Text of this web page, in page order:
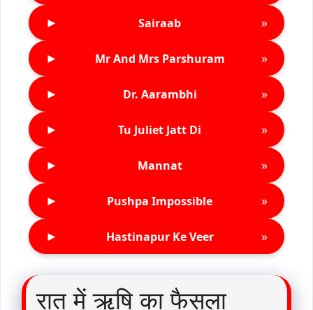
► Sairaab »
► Mr And Mrs Parshuram »
► Dr. Aarambhi »
► Tu Juliet Jatt Di »
► Mannat »
► Pushpa Impossible »
► Hastinapur Ke Veer »
रात में ऋषि का फैसला